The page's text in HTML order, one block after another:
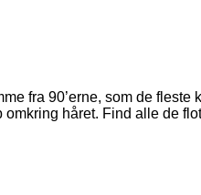
fra 90’erne, som de
håret. Find alle de